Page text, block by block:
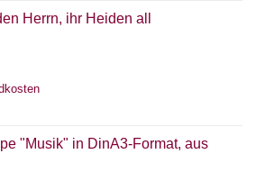
Herrn, ihr Heiden all
"Musik" in DinA3-Format, aus